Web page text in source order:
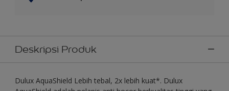
Deskripsi Produk
Dulux AquaShield Lebih tebal, 2x lebih kuat*. Dulux